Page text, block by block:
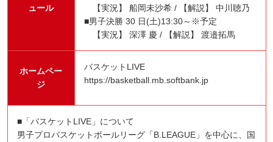
ュール
【実況】 船岡未沙希 / 【解説】 中川聴乃
■男子決勝 30 日(土)13:30～※予定
【実況】 深澤 慶 / 【解説】 渡邉拓馬
ホームペー
ジ
バスケットLIVE
https://basketball.mb.softbank.jp
■「バスケットLIVE」について
男子プロバスケットボールリーグ「B.LEAGUE」を中心に、国